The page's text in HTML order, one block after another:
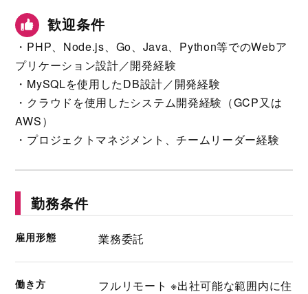
歓迎条件
・PHP、Node.js、Go、Java、Python等でのWebア
プリケーション設計／開発経験
・MySQLを使用したDB設計／開発経験
・クラウドを使用したシステム開発経験（GCP又は
AWS）
・プロジェクトマネジメント、チームリーダー経験
勤務条件
雇用形態 業務委託
働き方
フルリモート ※出社可能な範囲内に住